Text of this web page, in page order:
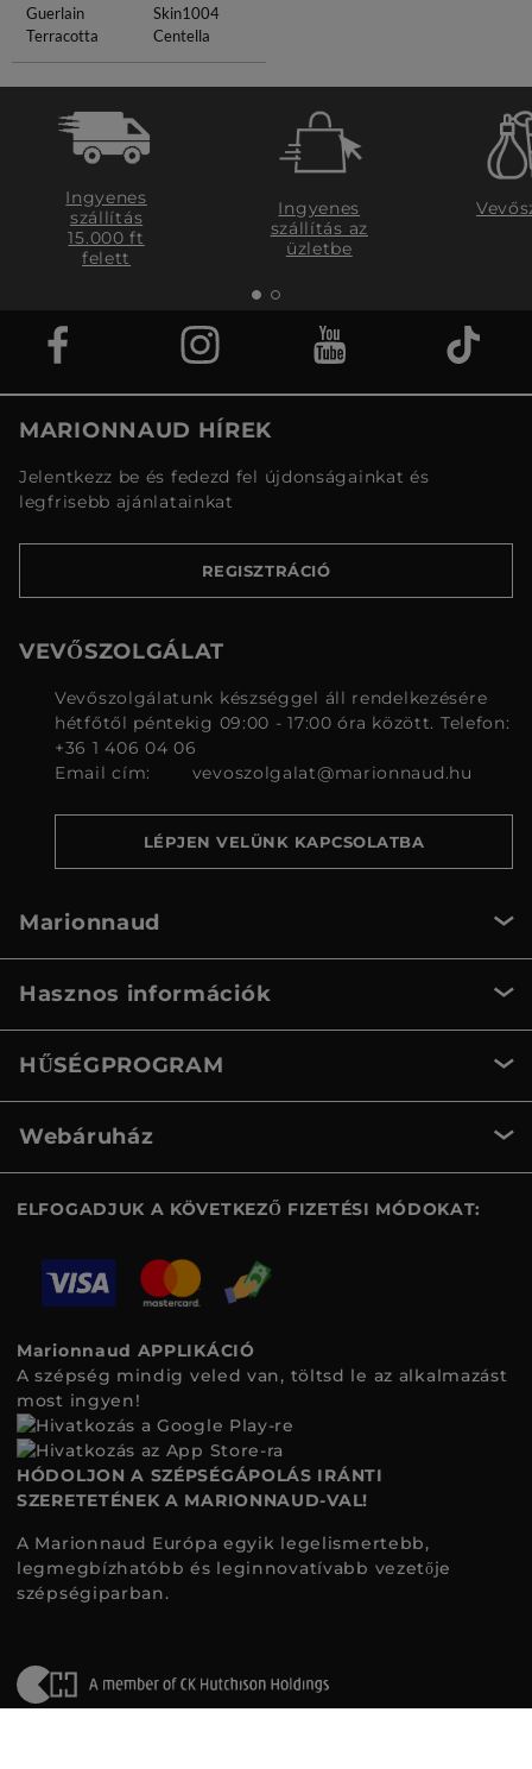
Guerlain
Terracotta
Skin1004
Centella
Ingyenes
szállítás
15.000 ft
felett
Ingyenes
szállítás az
üzletbe
MARIONNAUD HÍREK
Jelentkezz be és fedezd fel újdonságainkat és
legfrisebb ajánlatainkat
REGISZTRÁCIÓ
VEVŐSZOLGÁLAT
Vevőszolgálatunk készséggel áll rendelkezésére
hétfőtől péntekig 09:00 - 17:00 óra között. Telefon:
+36 1 406 04 06
Email cím:
vevoszolgalat@marionnaud.hu
LÉPJEN VELÜNK KAPCSOLATBA
Marionnaud
Hasznos információk
HŰSÉGPROGRAM
Webáruház
ELFOGADJUK A KÖVETKEZŐ FIZETÉSI MÓDOKAT:
Marionnaud APPLIKÁCIÓ
A szépség mindig veled van, töltsd le az alkalmazást
most ingyen!
HÓDOLJON A SZÉPSÉGÁPOLÁS IRÁNTI
SZERETETÉNEK A MARIONNAUD-VAL!
A Marionnaud Európa egyik legelismertebb,
legmegbízhatóbb és leginnovatívabb vezetője
szépségiparban.